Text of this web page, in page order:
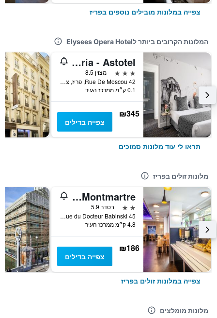
צפייה במלונות מובילים נוספים בפריז
המלונות הקרובים ביותר לElysees Opera Hotel
Hotel Astoria - Astotel
3 כוכבים
מצוין 8.5
42 Rue De Moscou, פריז, צרפת
0.1 ק״מ ממרכז העיר
₪345
צפייה בדילים
תראו לי עוד מלונות סמוכים
מלונות זולים בפריז
ibis budget Paris Porte de Montmartre
2 כוכבים
בסדר 5.9
45 Rue du Docteur Babinski, פריז, צרפת
4.8 ק״מ ממרכז העיר
₪186
צפייה בדילים
צפייה במלונות זולים בפריז
מלונות מומלצים